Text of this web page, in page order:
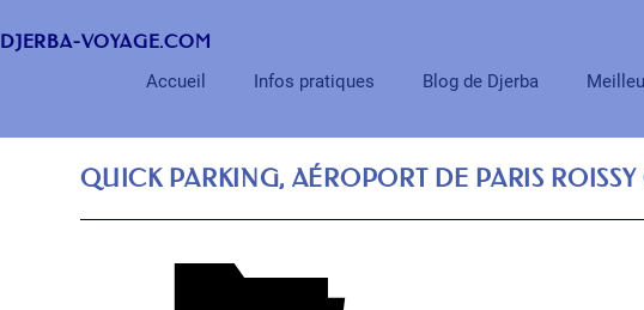
DJERBA-VOYAGE.COM
Accueil Infos pratiques Blog de Djerba
QUICK PARKING, AÉROPORT DE PARIS